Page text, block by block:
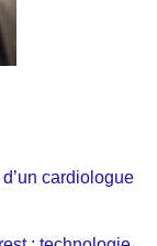
cardiologue